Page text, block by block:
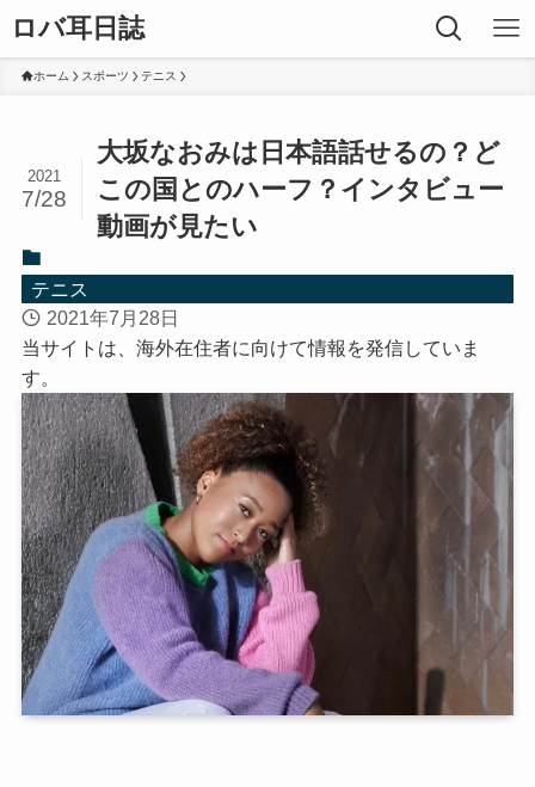
ロバ耳日誌
ホーム スポーツ テニス
大坂なおみは日本語話せるの？ど
この国とのハーフ？インタビュー
動画が見たい
2021
7/28
テニス
2021年7月28日
当サイトは、海外在住者に向けて情報を発信していま
す。